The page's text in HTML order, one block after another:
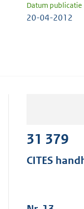
Datum publicatie
20-04-2012
31 379
CITES